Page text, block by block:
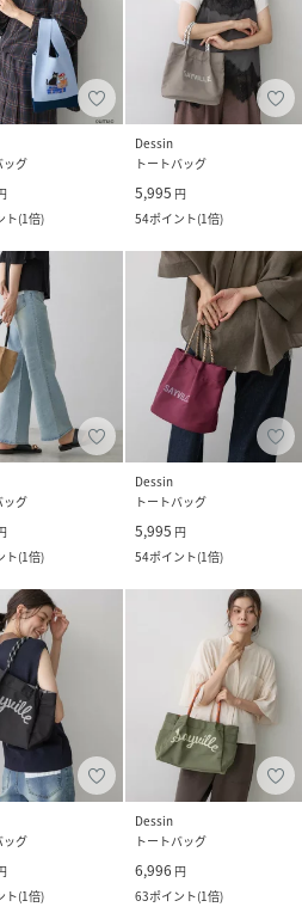
ッグ
ト(1倍)
Dessin
トートバッグ
5,995 円
54ポイント(1倍)
ッグ
ト(1倍)
Dessin
トートバッグ
5,995 円
54ポイント(1倍)
ッグ
ト(1倍)
Dessin
トートバッグ
6,996 円
63ポイント(1倍)